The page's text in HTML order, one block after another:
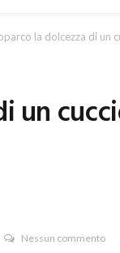
la dolcezza di un
un
Nessun commento